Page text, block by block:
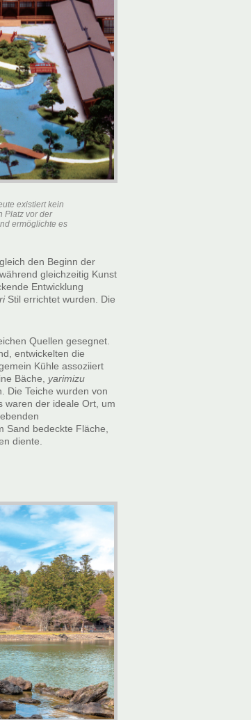
existiert kein
Platz vor der
ermöglichte es
den Beginn der
gleichzeitig Kunst
Entwicklung
Stil errichtet wurden. Die
Quellen gesegnet.
entwickelten die
Kühle assoziiert
Bäche, yarimizu
Die Teiche wurden von
waren der ideale Ort, um
Sand bedeckte Fläche,
diente.